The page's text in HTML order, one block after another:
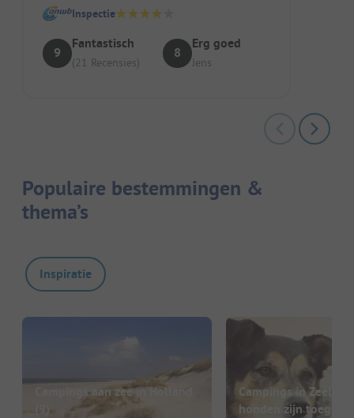
Inspectie
9
Fantastisch
(21 Recensies)
8
Erg goed
Jens
Populaire bestemmingen &
thema’s
Inspiratie
Campings aan zee in Holland
(9)
Campings in
honden zijn